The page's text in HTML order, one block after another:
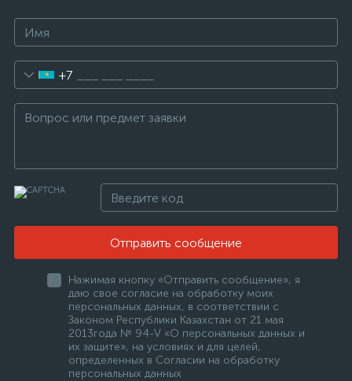
+7
Отправить сообщение
Нажимая кнопку «Отправить сообщение», я
даю свое согласие на обработку моих
персональных данных, в соответствии с
Законом Республики Казахстан от 21 мая
2013года № 94-V «О персональных данных и
их защите», на условиях и для целей,
определенных в Согласии на обработку
персональных данных